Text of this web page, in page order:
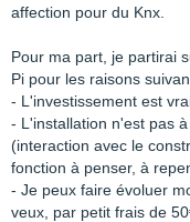
affection pour du Knx.
Pour ma part, je partirai
Pi pour les raisons
- L'investissement est
- L'installation n'est pas
(interaction avec le
fonction à penser, à
- Je peux faire évoluer
veux, par petit frais de